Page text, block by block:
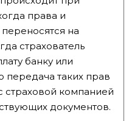
права и
на
страхователь
банку или
передача таких прав
страховой компанией
документов.